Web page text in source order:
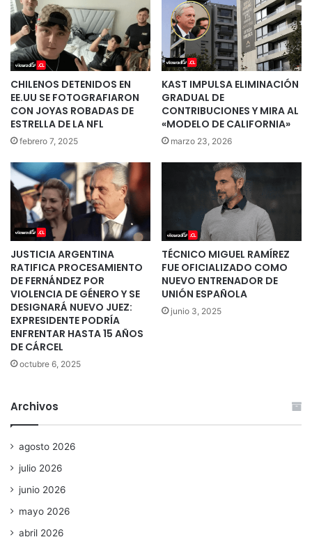
CHILENOS DETENIDOS EN
EE.UU SE FOTOGRAFIARON
CON JOYAS ROBADAS DE
ESTRELLA DE LA NFL
febrero 7, 2025
KAST IMPULSA ELIMINACIÓN
GRADUAL DE
CONTRIBUCIONES Y MIRA AL
«MODELO DE CALIFORNIA»
marzo 23, 2026
JUSTICIA ARGENTINA
RATIFICA PROCESAMIENTO
DE FERNÁNDEZ POR
VIOLENCIA DE GÉNERO Y SE
DESIGNARÁ NUEVO JUEZ:
EXPRESIDENTE PODRÍA
ENFRENTAR HASTA 15 AÑOS
DE CÁRCEL
octubre 6, 2025
TÉCNICO MIGUEL RAMÍREZ
FUE OFICIALIZADO COMO
NUEVO ENTRENADOR DE
UNIÓN ESPAÑOLA
junio 3, 2025
Archivos
agosto 2026
julio 2026
junio 2026
mayo 2026
abril 2026